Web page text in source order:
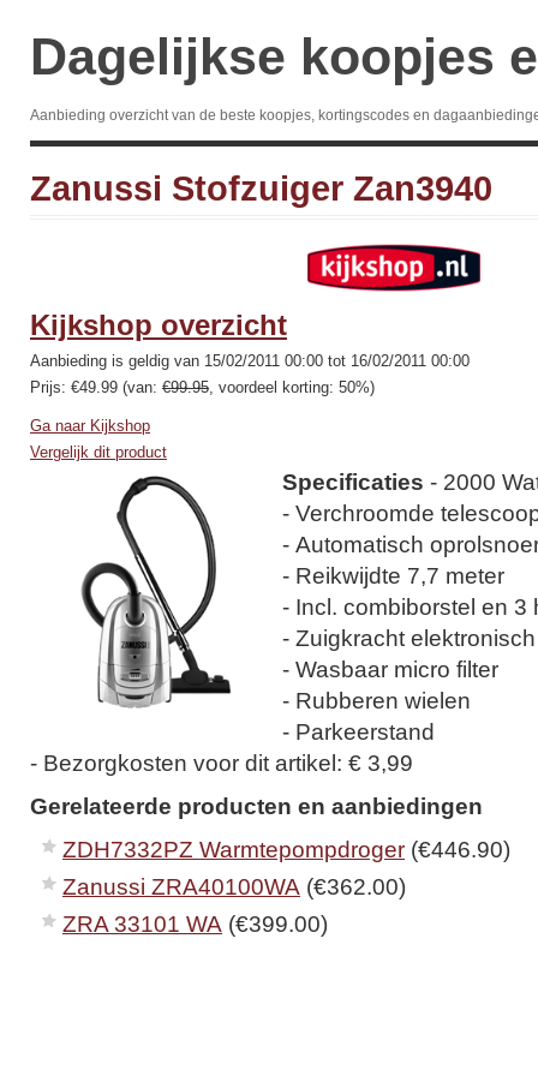
Dagelijkse koopjes
Aanbieding overzicht van de beste koopjes, kortingscodes en
Zanussi Stofzuiger Zan3940
Kijkshop overzicht
Aanbieding is geldig van 15/02/2011 00:00 tot 16/02/2011 00:00
Prijs: €49.99 (van: €99.95, voordeel korting: 50%)
Ga naar Kijkshop
Vergelijk dit product
Specificaties - 2000
- Verchroomde
- Automatisch
- Reikwijdte 7,7 meter
- Incl. combiborstel en 3
- Zuigkracht
- Wasbaar micro filter
- Rubberen wielen
- Parkeerstand
- Bezorgkosten voor dit artikel: € 3,99
Gerelateerde producten en aanbiedingen
ZDH7332PZ Warmtepompdroger (€446.90)
Zanussi ZRA40100WA (€362.00)
ZRA 33101 WA (€399.00)